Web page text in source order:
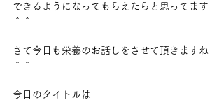
できるようになってもらえたらと思ってます
＾＾
さて今日も栄養のお話しをさせて頂きますね
＾＾
今日のタイトルは